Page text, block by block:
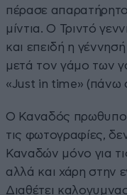
πέρασε
μίντια. Ο Τριντό
και επειδή η
μετά τον γάμο των
«Just in time» (πάνω
Ο Καναδός
τις φωτογραφίες,
Καναδών μόνο για
αλλά και χάρη στην
Διαθέτει